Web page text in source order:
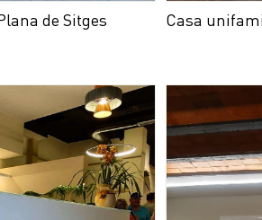
de Sitges Casa